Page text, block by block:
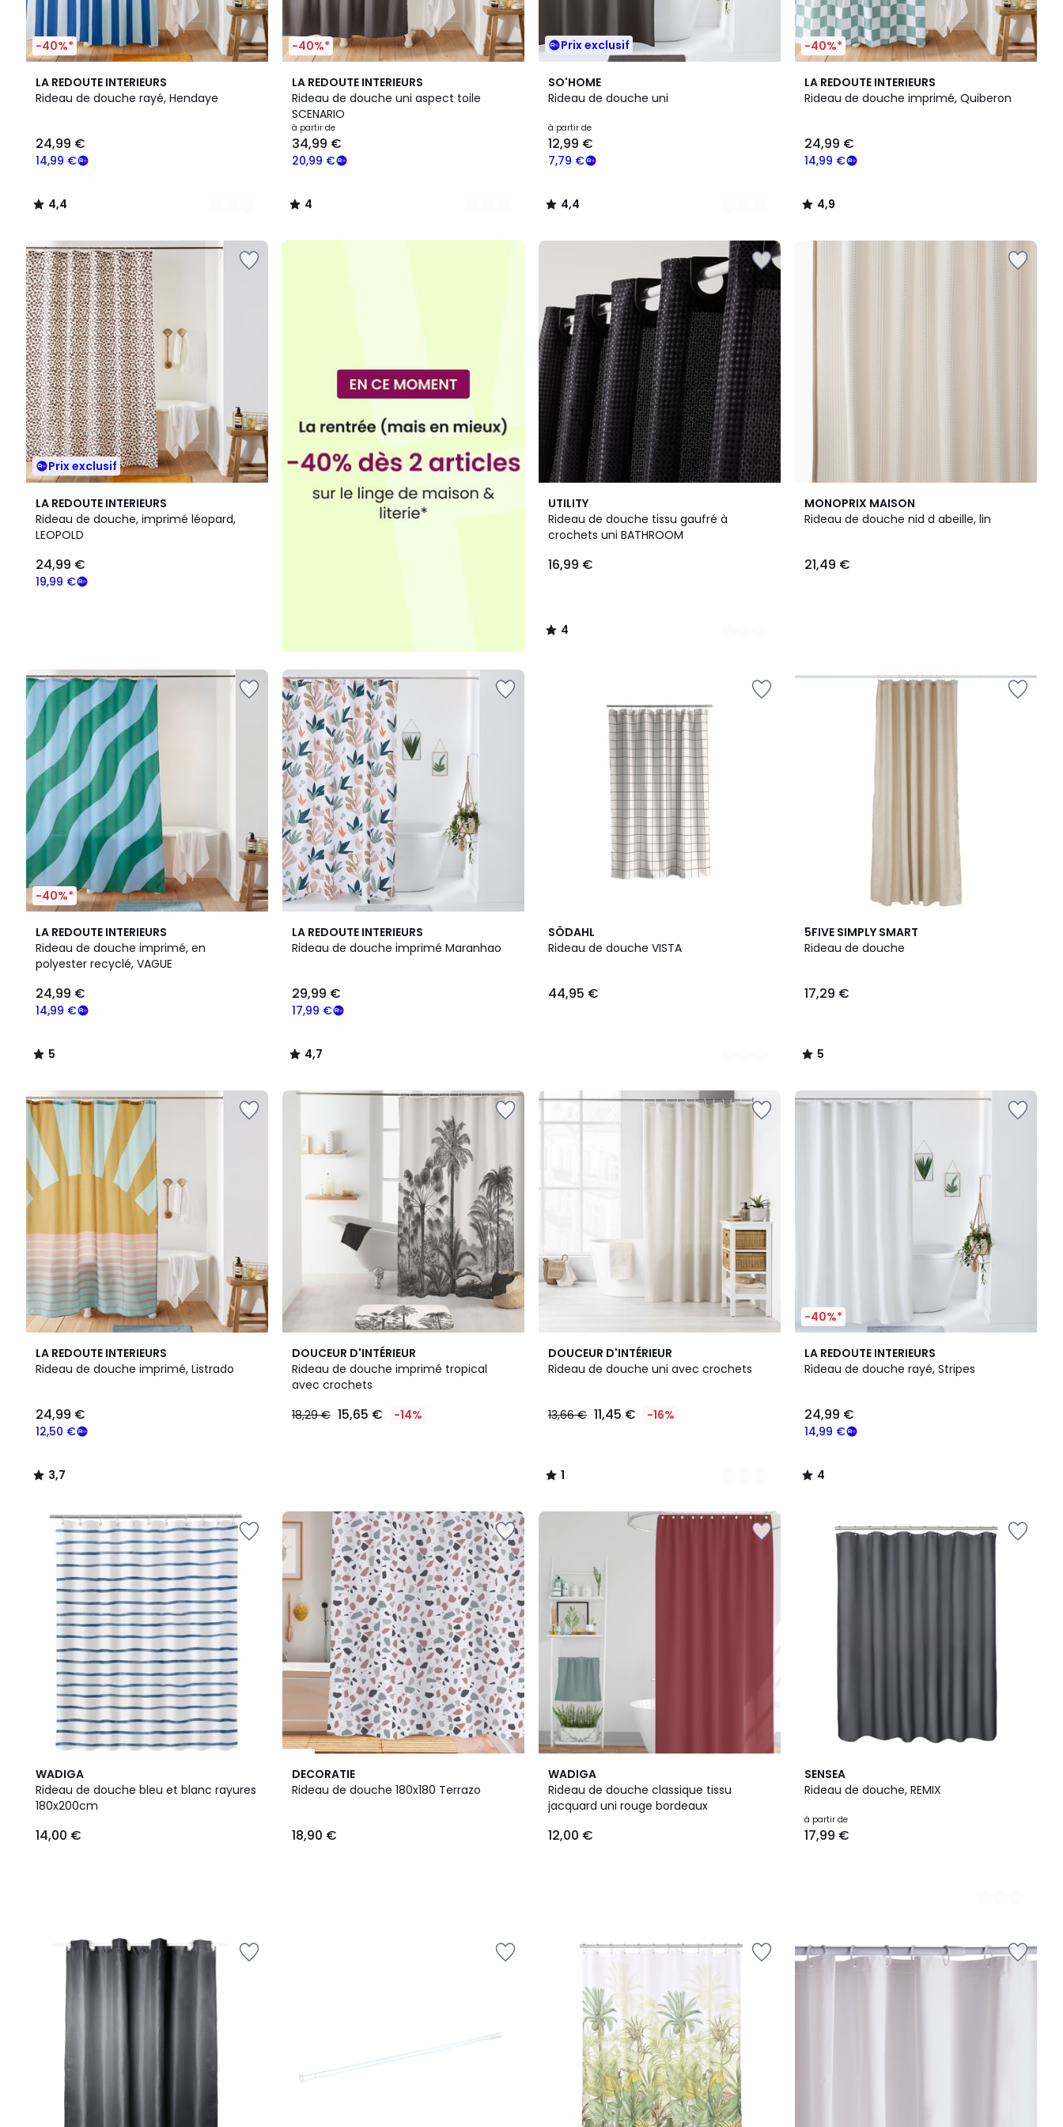
-40%*
LA REDOUTE INTERIEURS
Rideau de douche rayé, Hendaye
€
souscrivez
programme
payer
à
la
place
14,99
€.
14,99 €
24,99 €
4,4
/ 5
3
Couleurs
4,4
/
-40%*
LA REDOUTE INTERIEURS
Rideau de douche uni aspect toile
SCENARIO
à partir de
20,99 €
34,99 €
4
/
5
4
Couleurs
4
/
Prix exclusif
SO'HOME
Rideau de douche uni
à partir de
7,79 €
12,99 €
4,4
/ 5
2
Couleurs
4,4
/
-40%*
LA REDOUTE INTERIEURS
Rideau de douche imprimé, Quiberon
14,99 €
24,99 €
4,9
/ 5
4,9
/
Prix exclusif
LA REDOUTE INTERIEURS
Rideau de douche, imprimé léopard,
LEOPOLD
19,99 €
24,99 €
UTILITY
Rideau de douche tissu gaufré à
crochets uni BATHROOM
16,99 €
4
/
5
3
Couleurs
4
/
MONOPRIX MAISON
Rideau de douche nid d abeille, lin
21,49 €
-40%*
LA REDOUTE INTERIEURS
Rideau de douche imprimé, en
polyester recyclé, VAGUE
14,99 €
24,99 €
5
/
5
5
/
LA REDOUTE INTERIEURS
Rideau de douche imprimé Maranhao
17,99 €
29,99 €
4,7
/ 5
4,7
/
SÖDAHL
Rideau de douche VISTA
44,95 €
4
Couleurs
5FIVE SIMPLY SMART
Rideau de douche
17,29 €
5
/
5
/
LA REDOUTE INTERIEURS
Rideau de douche imprimé, Listrado
12,50 €
24,99 €
3,7
/ 5
3,7
/
DOUCEUR D'INTÉRIEUR
Rideau de douche imprimé tropical
avec crochets
18,29 € 15,65 € -14%
DOUCEUR D'INTÉRIEUR
Rideau de douche uni avec crochets
13,66 € 11,45 € -16%
1
/
3
Couleurs
1
/
-40%*
LA REDOUTE INTERIEURS
Rideau de douche rayé, Stripes
14,99 €
24,99 €
4
/
4
/
WADIGA
Rideau de douche bleu et blanc rayures
180x200cm
14,00 €
DECORATIE
Rideau de douche 180x180 Terrazo
18,90 €
WADIGA
Rideau de douche classique tissu
jacquard uni rouge bordeaux
12,00 €
SENSEA
Rideau de douche, REMIX
à partir de
17,99 €
4
Couleurs